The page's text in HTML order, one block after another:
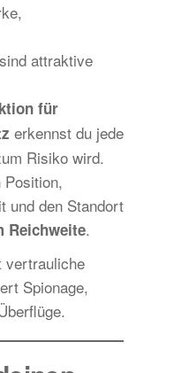
attraktive
für
erkennst du jede
Risiko wird.
und den Standort
Reichweite.
vertrauliche
Spionage,